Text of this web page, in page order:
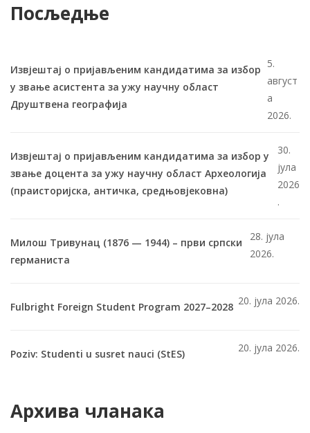
Посљедње
Извјештај о пријављеним кандидатима за избор
у звање асистента за ужу научну област
Друштвена географија
5.
август
а
2026.
Извјештај о пријављеним кандидатима за избор у
звање доцента за ужу научну област Археологија
(праисторијска, античка, средњовјековна)
30.
јула
2026
.
Милош Тривунац (1876 — 1944) – први српски
германиста
28. јула
2026.
Fulbright Foreign Student Program 2027–2028 20. јула 2026.
Poziv: Studenti u susret nauci (StES) 20. јула 2026.
Архива чланака